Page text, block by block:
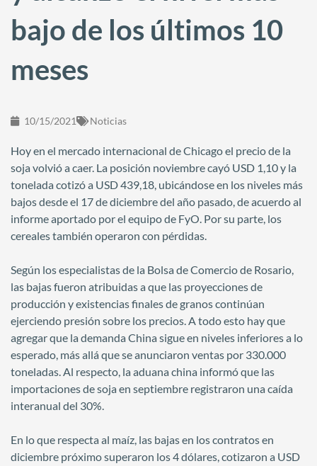
bajo de los últimos 10
meses
10/15/2021 Noticias
Hoy en el mercado internacional de Chicago el precio de la
soja volvió a caer. La posición noviembre cayó USD 1,10 y la
tonelada cotizó a USD 439,18, ubicándose en los niveles más
bajos desde el 17 de diciembre del año pasado, de acuerdo al
informe aportado por el equipo de FyO. Por su parte, los
cereales también operaron con pérdidas.
Según los especialistas de la Bolsa de Comercio de Rosario,
las bajas fueron atribuidas a que las proyecciones de
producción y existencias finales de granos continúan
ejerciendo presión sobre los precios. A todo esto hay que
agregar que la demanda China sigue en niveles inferiores a lo
esperado, más allá que se anunciaron ventas por 330.000
toneladas. Al respecto, la aduana china informó que las
importaciones de soja en septiembre registraron una caída
interanual del 30%.
En lo que respecta al maíz, las bajas en los contratos en
diciembre próximo superaron los 4 dólares, cotizaron a USD